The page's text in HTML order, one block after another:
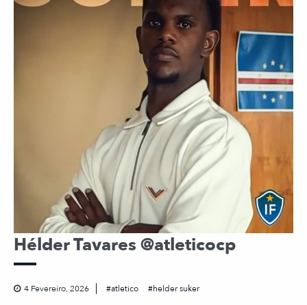
Hélder Tavares @atleticocp
4 Fevereiro, 2026 atletico helder suker